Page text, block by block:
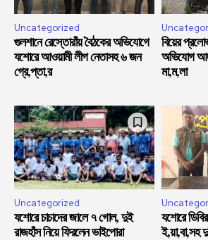
Uncategorized
গুলশানে রেস্তোরাঁয় বৈঠকের অভিযোগে
যশোরে আওয়ামী লীগ নেতাসহ ৬ জন
গ্রে,প্তা,র
বিয়ের
অভিযোগ
মা,ম,লা
Uncategorized
যশোরে চাচাদের জালে ৭ গোল, দুই
রাজহাঁস নিয়ে ফিরলেন ভাইপোরা
যশোরে
ই,য়া,বা,সহ